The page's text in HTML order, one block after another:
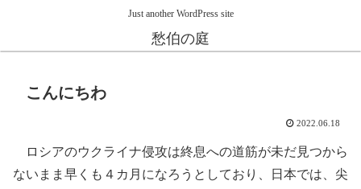
Just another WordPress site
愁伯の庭
こんにちわ
2022.06.18
ロシアのウクライナ侵攻は終息への道筋が未だ見つから
ないまま早くも４カ月になろうとしており、日本では、尖